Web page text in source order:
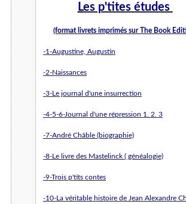
Les p'tites études
(format livrets imprimés sur The Book
-1-Augustine, Augustin
-2-Naissances
-3-Le journal d'une insurrection
-4-5-6-Journal d'une répression 1. 2. 3
-7-André Châble (biographie)
-8-Le livre des Mastelinck ( généalogie)
-9-Trois p'tits contes
-10-La véritable histoire de Jean Alexandre